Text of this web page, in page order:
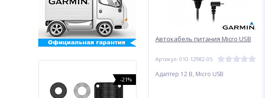
-21%
Автокабель питания Micro USB
Артикул: 010-12982-05
Адаптер 12 В, Micro USB